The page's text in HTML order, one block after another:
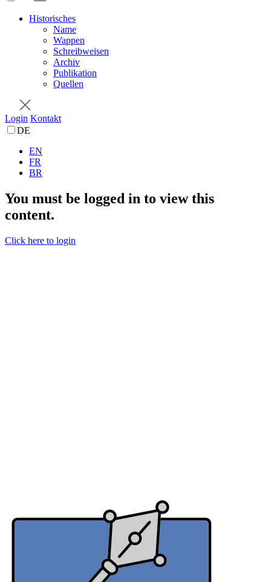
Historisches
Name
Wappen
Schreibweisen
Archiv
Publikation
Quellen
Login Kontakt
DE
EN
FR
BR
You must be logged in to view this
content.
Click here to login